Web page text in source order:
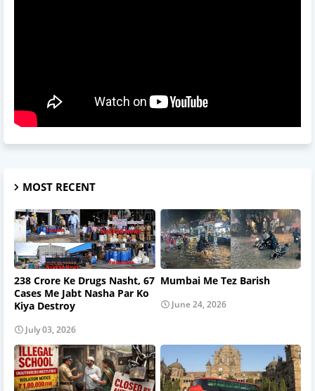
MOST RECENT
238 Crore Ke Drugs Nasht, 67
Cases Me Jabt Nasha Par Ko
Kiya Destroy
July 03, 2026
Mumbai Me Tez Barish
June 24, 2026